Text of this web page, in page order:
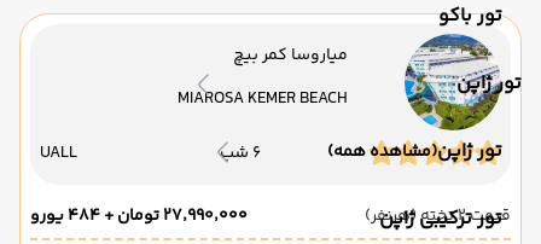
تور باکو
تور ژاپن
تور ژاپن(مشاهده همه)
تور ترکیبی ژاپن
میاروسا کمر بیچ
MIAROSA KEMER BEACH
6 شب UALL
قیمت 2 تخته (هرنفر)
۲۷٬۹۹۰٬۰۰۰ تومان + ۴۸۴ یورو